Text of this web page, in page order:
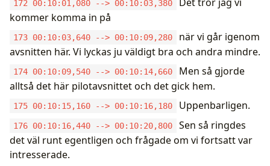
172 00:10:01,080 --> 00:10:03,380
kommer komma in på
173 00:10:03,640 --> 00:10:09,280
när vi går igenom
avsnitten här. Vi lyckas ju väldigt bra och andra mindre.
174 00:10:09,540 --> 00:10:14,660
Men så gjorde
alltså det här pilotavsnittet och det gick hem.
175 00:10:15,160 --> 00:10:16,180 Uppenbarligen.
176 00:10:16,440 --> 00:10:20,800
Sen så ringdes
det väl runt egentligen och frågade om vi fortsatt var
intresserade.